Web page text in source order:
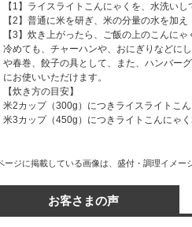
【1】ライスライトこんにゃくを、水洗いし
【2】普通に米を研ぎ、米の分量の水を加
【3】炊き上がったら、ご飯の上のこんに
冷めても、チャーハンや、おにぎりなどに
や春巻、餃子の具として、また、ハンバー
にお使いいただけます。
【炊き方の目安】
米2カップ（300g）につきライスライトこん
米3カップ（450g）につきライトこんにゃく
ージに掲載している画像は、盛付・調理イメー
お客さまの声